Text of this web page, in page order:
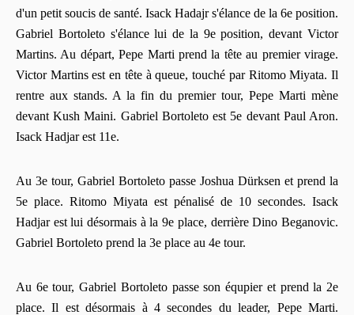
d'un petit soucis de santé. Isack Hadajr s'élance de la 6e position.
Gabriel Bortoleto s'élance lui de la 9e position, devant Victor
Martins. Au départ, Pepe Marti prend la tête au premier virage.
Victor Martins est en tête à queue, touché par Ritomo Miyata. Il
rentre aux stands. A la fin du premier tour, Pepe Marti mène
devant Kush Maini. Gabriel Bortoleto est 5e devant Paul Aron.
Isack Hadjar est 11e.
Au 3e tour, Gabriel Bortoleto passe Joshua Dürksen et prend la
5e place. Ritomo Miyata est pénalisé de 10 secondes. Isack
Hadjar est lui désormais à la 9e place, derrière Dino Beganovic.
Gabriel Bortoleto prend la 3e place au 4e tour.
Au 6e tour, Gabriel Bortoleto passe son équpier et prend la 2e
place. Il est désormais à 4 secondes du leader, Pepe Marti.